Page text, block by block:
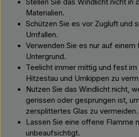
Stellen Sie das Windlicht nicht in
Materialien.
Schützen Sie es vor Zugluft und
Umfallen.
Verwenden Sie es nur auf
Untergrund.
Teelicht immer mittig und fest
Hitzestau und Umkippen zu
Nutzen Sie das Windlicht nicht,
gerissen oder gesprungen ist,
zersplittertes Glas zu vermeiden.
Lassen Sie eine offene Flamme
unbeaufsichtigt.